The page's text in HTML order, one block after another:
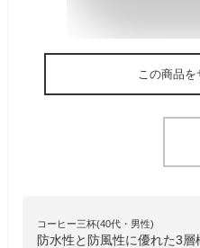
この商品
コーヒー三杯(40代・男性)
防水性と防風性に優れた3